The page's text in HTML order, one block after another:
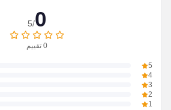
0
/5
0 تقييم
5
4
3
2
1